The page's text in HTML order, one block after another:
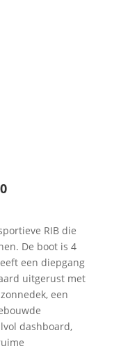
RIB die
De boot is 4
een diepgang
uitgerust met
een
dashboard,